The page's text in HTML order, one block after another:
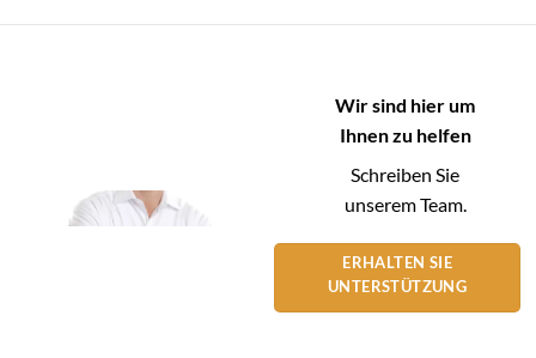
Wir sind hier um
Ihnen zu helfen
Schreiben Sie
unserem Team.
ERHALTEN SIE
UNTERSTÜTZUNG